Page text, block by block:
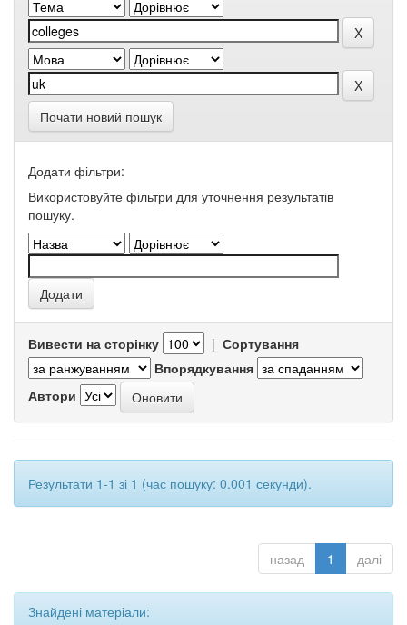
Почати новий пошук
Додати фільтри:
Використовуйте фільтри для уточнення результатів
пошуку.
Вивести на сторінку | Сортування
Впорядкування
Автори
Результати 1-1 зі 1 (час пошуку: 0.001 секунди).
назад 1 далі
Знайдені матеріали: